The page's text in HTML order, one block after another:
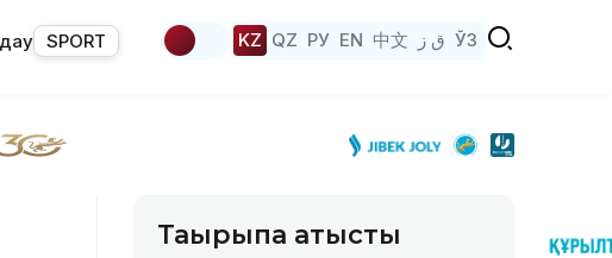
SPORT KZ QZ РУ EN 中文 ق ز ЎЗ
Тақырыпқа қатысты